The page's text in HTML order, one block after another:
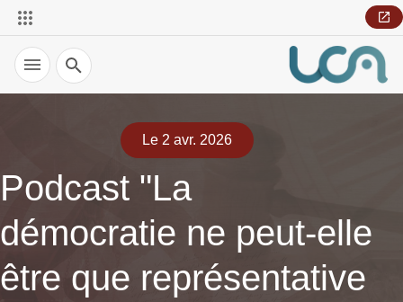
Recherche
Le 2 avr. 2026
Podcast "La
démocratie ne peut-elle
être que représentative